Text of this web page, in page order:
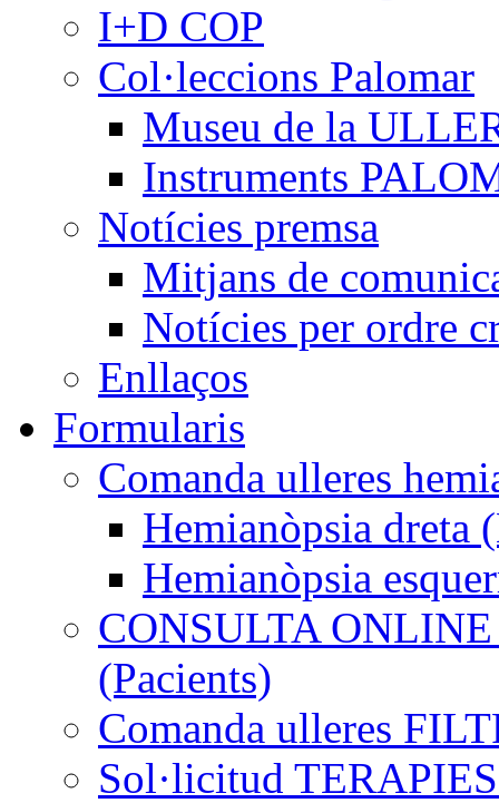
I+D COP
Col·leccions Palomar
Museu de la
Instruments
Notícies premsa
Mitjans de
Notícies per ordre
Enllaços
Formularis
Comanda ulleres
Hemianòpsia dreta
Hemianòpsia
CONSULTA
(Pacients)
Comanda ulleres
Sol·licitud